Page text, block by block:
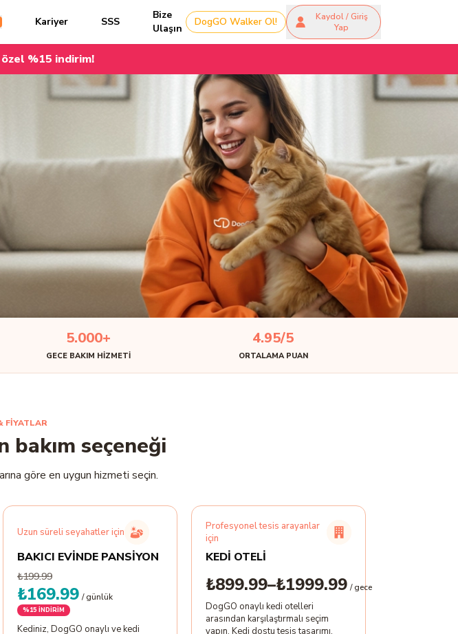
Kariyer SSS
Bize
Ulaşın
DogGO Walker Ol!
Kaydol / Giriş
Yap
%15 indirim!
5.000+
GECE BAKIM HIZMETI
4.95/5
ORTALAMA PUAN
FİYATLAR
bakım seçeneği
göre en uygun hizmeti seçin.
Uzun süreli seyahatler için
BAKICI EVİNDE PANSİYON
₺199.99
₺169.99 / günlük
%15 İNDİRİM
Kediniz, DogGO onaylı ve kedi
Profesyonel tesis arayanlar
için
KEDİ OTELİ
₺899.99–₺1999.99 / gece
DogGO onaylı kedi otelleri
arasından karşılaştırmalı seçim
yapın. Kedi dostu tesis tasarımı,